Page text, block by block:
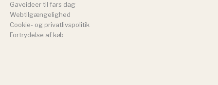
Gaveideer til fars dag
Webtilgængelighed
Cookie- og privatlivspolitik
Fortrydelse af køb